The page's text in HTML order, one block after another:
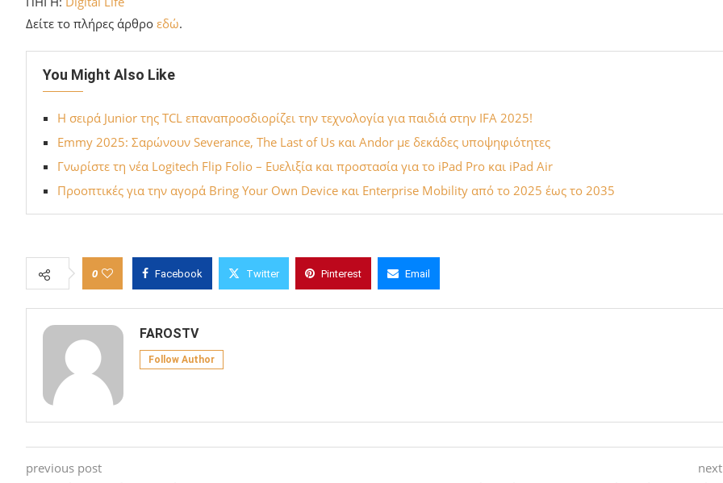
Δείτε το πλήρες άρθρο εδώ.
You Might Also Like
Η σειρά Junior της TCL επαναπροσδιορίζει την τεχνολογία για παιδιά στην IFA 2025!
Emmy 2025: Σαρώνουν Severance, The Last of Us και Andor με δεκάδες υποψηφιότητες
Γνωρίστε τη νέα Logitech Flip Folio – Ευελιξία και προστασία για το iPad Pro και iPad Air
Προοπτικές για την αγορά Bring Your Own Device και Enterprise Mobility από το 2025 έως το 2035
0 Facebook Twitter Pinterest Email
FAROSTV
Follow Author
previous post